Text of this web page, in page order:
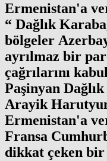
Ermenistan'a
“ Dağlık
bölgeler
ayrılmaz bir
çağrılarını
Paşinyan
Arayik
Ermenistan'a
Fransa
dikkat çeken